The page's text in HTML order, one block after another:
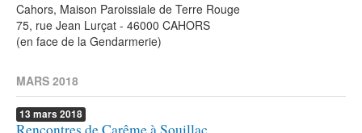
Cahors, Maison Paroissiale de Terre Rouge
75, rue Jean Lurçat - 46000 CAHORS
(en face de la Gendarmerie)
MARS 2018
13 mars 2018